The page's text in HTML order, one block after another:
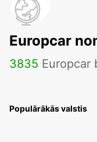
Europcar
3835 Europcar
Populārākās valstis